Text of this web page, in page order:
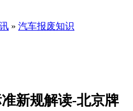
» 汽车报废知识
新规解读-北京牌